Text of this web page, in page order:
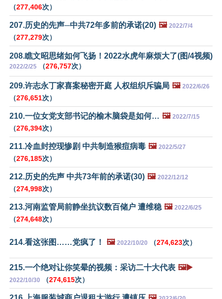
（277,406次）
207.历史的先声─中共72年多前的承诺(20) 🖼️ 2022/7/4
（277,279次）
208.瞧文昭思绪如何飞扬！2022水虎年麻烦大了(图/4视频)
2022/2/25 （276,757次）
209.许志永丁家喜案秘密开庭 人权组织斥骗局 🖼️ 2022/6/26
（276,651次）
210.一位女党支部书记的榆木脑袋是如何… 🖼️ 2022/7/15
（276,394次）
211.冷血封控现惨剧 中共制造猴痘病毒 🖼️ 2022/5/27
（276,185次）
212.历史的先声 中共73年前的承诺(30) 🖼️ 2022/12/12
（274,998次）
213.河南监管局前静坐抗议数百储户 遭维稳 🖼️ 2022/6/25
（274,648次）
214.看这张图……党疯了！ 🖼️ 2022/10/20 （274,623次）
215.一个绝对让你笑晕的视频：采访二十大代表 🖼️▶️
2022/10/30 （274,615次）